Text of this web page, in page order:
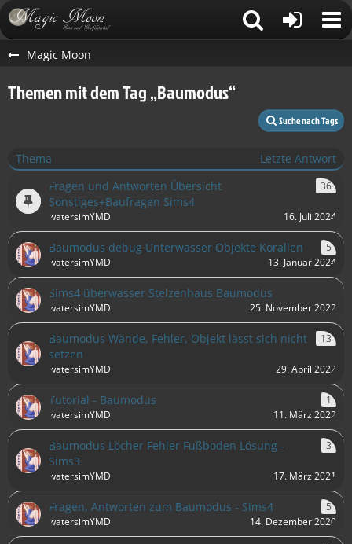
Magic Moon
Themen mit dem Tag „Baumodus“
Suche nach Tags
Thema
Letzte Antwort
Fragen und Antworten Übersicht
Sonstiges+Baufragen Sims4
36
watersimYMD 16. Juli 2024
Baumodus debug Unterwasser Objekte Korallen
5
watersimYMD
13. Januar 2024
Sims4 überwasser Stelzenhaus Baumodus
watersimYMD 25. November 2022
Baumodus Wände, Fehler, Objekt lässt sich nicht
setzen
13
watersimYMD 29. April 2022
Tutorial - Baumodus
1
watersimYMD
11. März 2022
Baumodus Löcher Fehler Fußboden Lösung -
Sims3
3
watersimYMD 17. März 2021
Fragen, Antworten zum Baumodus - Sims4
5
watersimYMD
14. Dezember 2020